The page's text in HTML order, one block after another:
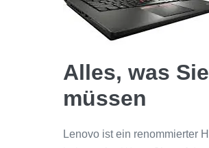
Alles, was
müssen
Lenovo ist ein renommierter